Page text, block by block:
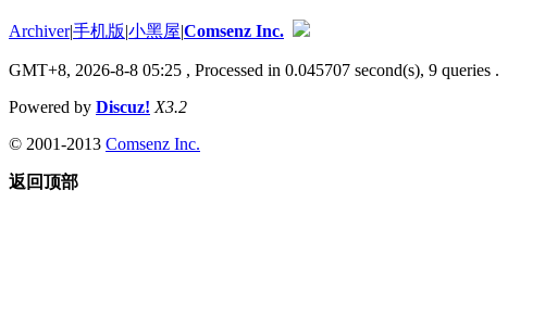
Archiver|手机版|小黑屋|Comsenz Inc.
GMT+8, 2026-8-8 05:25 , Processed in 0.045707 second(s), 9 queries .
Powered by Discuz! X3.2
© 2001-2013 Comsenz Inc.
返回顶部